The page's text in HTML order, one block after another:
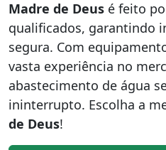
Madre de Deus é feito
qualificados, garantindo
segura. Com
vasta experiência no
abastecimento de água
ininterrupto. Escolha a
de Deus!